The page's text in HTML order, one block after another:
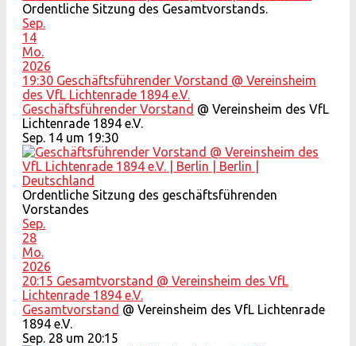
Ordentliche Sitzung des Gesamtvorstands.
Sep.
14
Mo.
2026
19:30 Geschäftsführender Vorstand @ Vereinsheim
des VfL Lichtenrade 1894 e.V.
Geschäftsführender Vorstand @ Vereinsheim des VfL
Lichtenrade 1894 e.V.
Sep. 14 um 19:30
Ordentliche Sitzung des geschäftsführenden
Vorstandes
Sep.
28
Mo.
2026
20:15 Gesamtvorstand @ Vereinsheim des VfL
Lichtenrade 1894 e.V.
Gesamtvorstand @ Vereinsheim des VfL Lichtenrade
1894 e.V.
Sep. 28 um 20:15